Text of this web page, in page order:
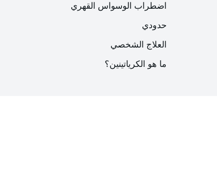
اضطراب الوسواس القهري
حدودي
العلاج الشخصي
ما هو الكرياتينين؟